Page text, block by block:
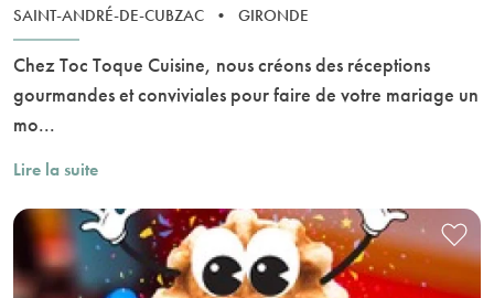
SAINT-ANDRÉ-DE-CUBZAC • GIRONDE
Chez Toc Toque Cuisine, nous créons des réceptions
gourmandes et conviviales pour faire de votre mariage un
mo...
Lire la suite